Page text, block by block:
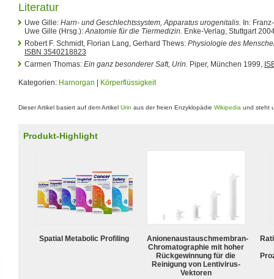
Literatur
Uwe Gille: Harn- und Geschlechtssystem, Apparatus urogenitalis. In:
Uwe Gille (Hrsg.):Anatomie für die Tiermedizin. Enke-Verlag, Stuttgart
Robert F. Schmidt, Florian Lang, Gerhard Thews: Physiologie des
ISBN 3540218823
Carmen Thomas: Ein ganz besonderer Saft, Urin. Piper, München 1999,
Kategorien: Harnorgan Körperflüssigkeit
Dieser Artikel basiert auf dem Artikel Urin aus der freien Enzyklopädie Wikipedia und steht
Produkt-Highlight
Spatial Metabolic Profiling
Anionenaustauschmembran-
Chromatographie mit hoher
Rückgewinnung für die
Reinigung von Lentivirus-
Vektoren